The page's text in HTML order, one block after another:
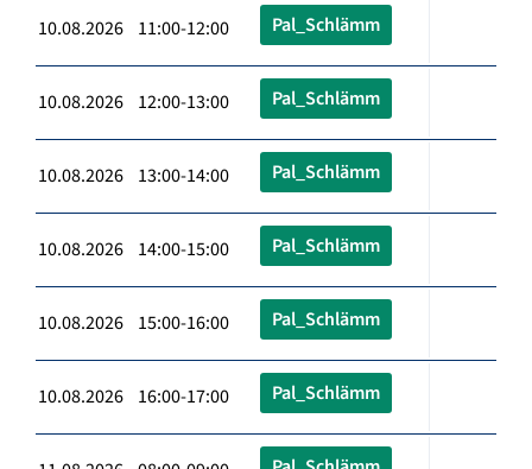
10.08.2026 11:00-12:00 Pal_Schlämm
10.08.2026 12:00-13:00 Pal_Schlämm
10.08.2026 13:00-14:00 Pal_Schlämm
10.08.2026 14:00-15:00 Pal_Schlämm
10.08.2026 15:00-16:00 Pal_Schlämm
10.08.2026 16:00-17:00 Pal_Schlämm